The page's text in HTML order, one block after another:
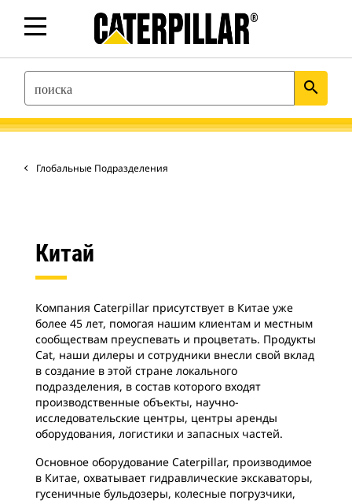
SEARCH search
Глобальные Подразделения
Китай
Компания Caterpillar присутствует в Китае уже
более 45 лет, помогая нашим клиентам и местным
сообществам преуспевать и процветать. Продукты
Cat, наши дилеры и сотрудники внесли свой вклад
в создание в этой стране локального
подразделения, в состав которого входят
производственные объекты, научно-
исследовательские центры, центры аренды
оборудования, логистики и запасных частей.
Основное оборудование Caterpillar, производимое
в Китае, охватывает гидравлические экскаваторы,
гусеничные бульдозеры, колесные погрузчики,